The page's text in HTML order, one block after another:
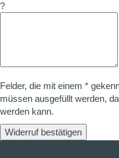
?
Felder, die mit einem *
müssen ausgefüllt werden,
werden kann.
Widerruf bestätigen